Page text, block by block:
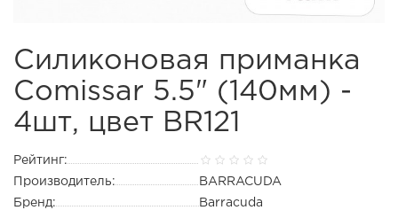
Силиконовая приманка
Comissar 5.5" (140мм) -
4шт, цвет BR121
Рейтинг:
Производитель:
BARRACUDA
Бренд:
Barracuda